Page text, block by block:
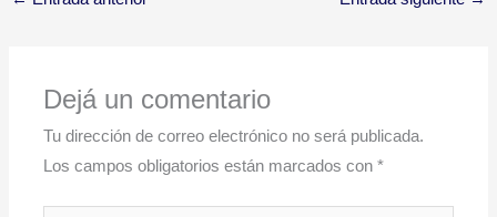
Dejá un comentario
Tu dirección de correo electrónico no será publicada.
Los campos obligatorios están marcados con*